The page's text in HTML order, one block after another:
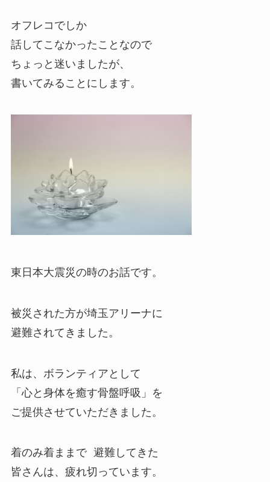
オフレコでしか
話してこなかったことなので
ちょっと迷いましたが、
書いてみることにします。
東日本大震災の時のお話です。
被災された方が埼玉アリーナに
避難されてきました。
私は、ボランティアとして
「心と身体を癒す骨盤呼吸」を
ご提供させていただきました。
着のみ着ままで 避難してきた
皆さんは、疲れ切っています。